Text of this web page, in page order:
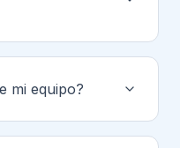
mi equipo?